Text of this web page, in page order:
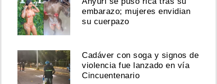
embarazo; mujeres envidian
su cuerpazo
Cadáver con soga y signos de
violencia fue lanzado en vía
Cincuentenario